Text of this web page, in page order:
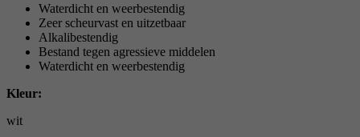
Waterdicht en weerbestendig
Zeer scheurvast en uitzetbaar
Alkalibestendig
Bestand tegen agressieve middelen
Waterdicht en weerbestendig
Kleur:
wit